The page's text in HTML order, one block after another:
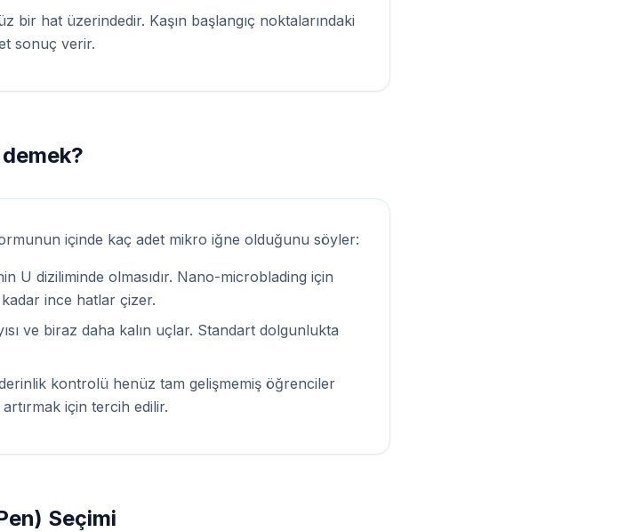
bir hat üzerindedir. Kaşın başlangıç noktalarındaki
sonuç verir.
demek?
içinde kaç adet mikro iğne olduğunu söyler:
U diziliminde olmasıdır. Nano-microblading için
ince hatlar çizer.
ve biraz daha kalın uçlar. Standart dolgunlukta
kontrolü henüz tam gelişmemiş öğrenciler
için tercih edilir.
Seçimi